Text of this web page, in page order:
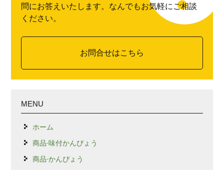
問にお答えいたします。なんでもお気軽にご相談
ください。
お問合せはこちら
MENU
ホーム
商品-味付かんぴょう
商品-かんぴょう